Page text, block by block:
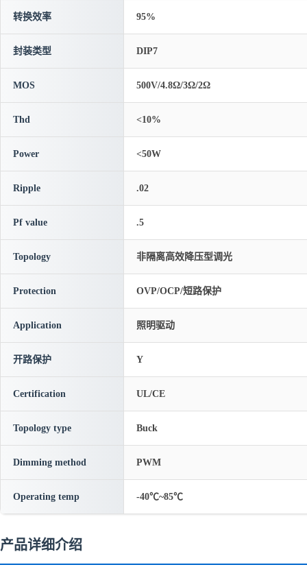
转换效率 95%
封装类型 DIP7
MOS 500V/4.8Ω/3Ω/2Ω
Thd <10%
Power <50W
Ripple .02
Pf value .5
Topology 非隔离高效降压型调光
Protection OVP/OCP/短路保护
Application 照明驱动
开路保护 Y
Certification UL/CE
Topology type Buck
Dimming method PWM
Operating temp -40℃~85℃
产品详细介绍